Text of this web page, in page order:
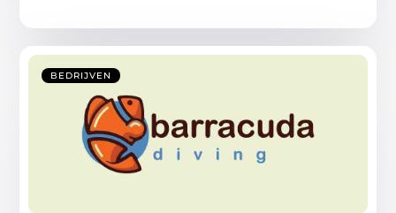
BEDRIJVEN